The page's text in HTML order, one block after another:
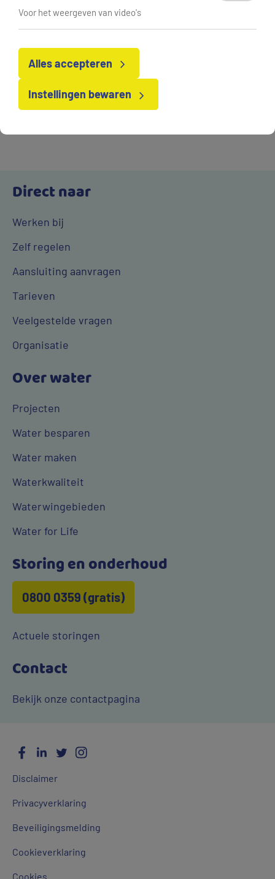
Wijzig uw afspraak
Voor het weergeven van video's
Alles accepteren
Instellingen bewaren
Direct naar
Werken bij
Zelf regelen
Aansluiting aanvragen
Tarieven
Veelgestelde vragen
Organisatie
Over water
Projecten
Water besparen
Water maken
Waterkwaliteit
Waterwingebieden
Water for Life
Storing en onderhoud
0800 0359 (gratis)
Actuele storingen
Contact
Bekijk onze contactpagina
Algemene
Disclaimer
Privacyverklaring
Beveiligingsmelding
Cookieverklaring
Cookies
Social
Media
Facebook
LinkedInTwitter